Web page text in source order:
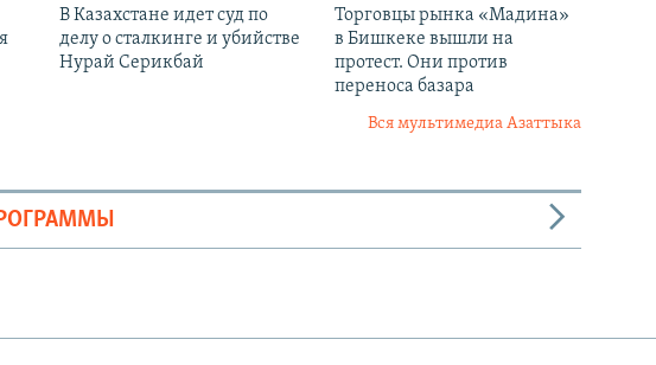
В Казахстане идет суд по
делу о сталкинге и убийстве
Нурай Серикбай
Торговцы рынка «Мадина»
в Бишкеке вышли на
протест. Они против
переноса базара
Вся мультимедиа Азаттыка